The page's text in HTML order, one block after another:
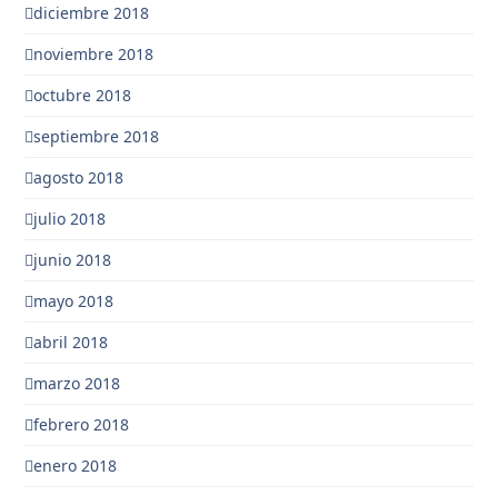
diciembre 2018
noviembre 2018
octubre 2018
septiembre 2018
agosto 2018
julio 2018
junio 2018
mayo 2018
abril 2018
marzo 2018
febrero 2018
enero 2018